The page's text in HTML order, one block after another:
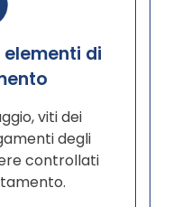
di
viti dei
degli
controllati